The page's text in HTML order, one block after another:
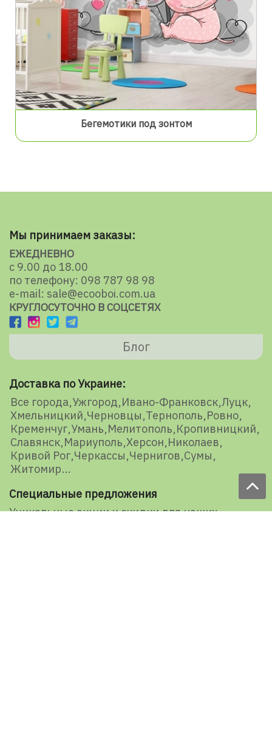
Бегемотики под зонтом
Мы принимаем заказы:
ЕЖЕДНЕВНО
с 9.00 до 18.00
по телефону: 098 787 98 98
e-mail: sale@ecooboi.com.ua
КРУГЛОСУТОЧНО В СОЦСЕТЯХ
Блог
Доставка по Украине:
Все города Ужгород Ивано-Франковск Луцк
Хмельницкий Черновцы Тернополь Ровно
Кременчуг Умань Мелитополь Кропивницкий
Славянск Мариуполь Херсон Николаев
Кривой Рог Черкассы Чернигов Сумы
Житомир
Специальные предложения
Уникальные акции и скидки для наших